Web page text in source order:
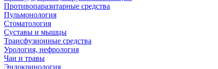
Противопаразитарные средства
Пульмонология
Стоматология
Суставы и мышцы
Трансфузионные средства
Урология, нефрология
Чаи и травы
Эндокринология